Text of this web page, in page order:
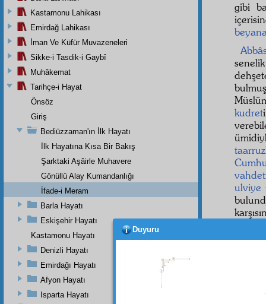
gibi
kudret
taarruz
vahdet
ulviye
Kastamonu Lahikası
Emirdağ Lahikası
İman Ve Küfür Muvazeneleri
Sikke-i Tasdik-i Gaybî
Muhâkemat
Tarihçe-i Hayat
Önsöz
Giriş
Bediüzzaman'ın İlk Hayatı
İlk Hayatına Kısa Bir Bakış
Şarktaki Aşâirle Muhavere
Gönüllü Alay Kumandanlığı
İfade-i Meram
Barla Hayatı
Eskişehir Hayatı
Kastamonu Hayatı
Denizli Hayatı
Emirdağı Hayatı
Afyon Hayatı
Isparta Hayatı
Duyuru